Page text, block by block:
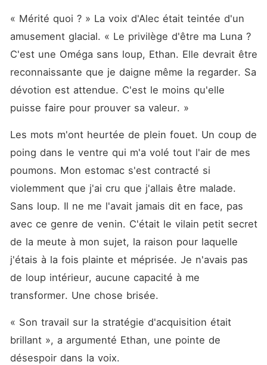
« Mérité quoi ? » La voix d'Alec était teintée d'un
amusement glacial. « Le privilège d'être ma Luna ?
C'est une Oméga sans loup, Ethan. Elle devrait être
reconnaissante que je daigne même la regarder. Sa
dévotion est attendue. C'est le moins qu'elle
puisse faire pour prouver sa valeur. »
Les mots m'ont heurtée de plein fouet. Un coup de
poing dans le ventre qui m'a volé tout l'air de mes
poumons. Mon estomac s'est contracté si
violemment que j'ai cru que j'allais être malade.
Sans loup. Il ne me l'avait jamais dit en face, pas
avec ce genre de venin. C'était le vilain petit secret
de la meute à mon sujet, la raison pour laquelle
j'étais à la fois plainte et méprisée. Je n'avais pas
de loup intérieur, aucune capacité à me
transformer. Une chose brisée.
« Son travail sur la stratégie d'acquisition était
brillant », a argumenté Ethan, une pointe de
désespoir dans la voix.